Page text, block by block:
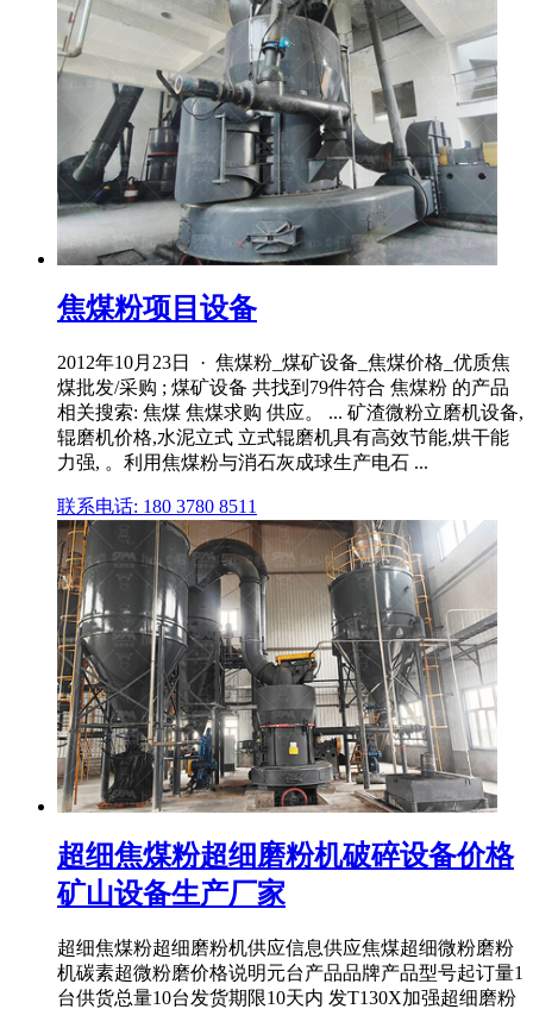
焦煤粉项目设备
2012年10月23日 · 焦煤粉_煤矿设备_焦煤价格_优质焦
煤批发/采购 ; 煤矿设备 共找到79件符合 焦煤粉 的产品
相关搜索: 焦煤 焦煤求购 供应。 ... 矿渣微粉立磨机设备,
辊磨机价格,水泥立式 立式辊磨机具有高效节能,烘干能
力强, 。利用焦煤粉与消石灰成球生产电石 ...
联系电话: 180 3780 8511
超细焦煤粉超细磨粉机破碎设备价格
矿山设备生产厂家
超细焦煤粉超细磨粉机供应信息供应焦煤超细微粉磨粉
机碳素超微粉磨价格说明元台产品品牌产品型号起订量1
台供货总量10台发货期限10天内 发T130X加强超细磨粉